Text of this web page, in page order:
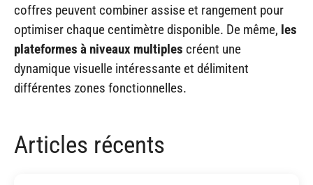
coffres peuvent combiner assise et rangement pour
optimiser chaque centimètre disponible. De même, les
plateformes à niveaux multiples créent une
dynamique visuelle intéressante et délimitent
différentes zones fonctionnelles.
Articles récents